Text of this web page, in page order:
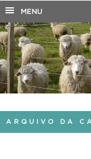
COBALTO
CONCURSOS
EDITAIS
INTERNACIONAL
OUVIDORIA
TELEFONES
MENU
ARQUIVO DA